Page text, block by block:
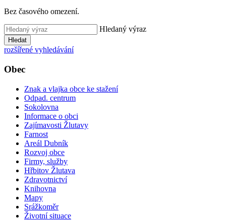
Bez časového omezení.
Hledaný výraz
Hledat
rozšířené vyhledávání
Obec
Znak a vlajka obce ke stažení
Odpad. centrum
Sokolovna
Informace o obci
Zajímavosti Žlutavy
Farnost
Areál Dubník
Rozvoj obce
Firmy, služby
Hřbitov Žlutava
Zdravotnictví
Knihovna
Mapy
Srážkoměr
Životní situace